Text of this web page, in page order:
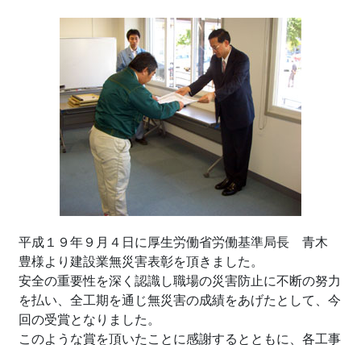
平成１９年９月４日に厚生労働省労働基準局長 青木
豊様より建設業無災害表彰を頂きました。
安全の重要性を深く認識し職場の災害防止に不断の努力
を払い、全工期を通じ無災害の成績をあげたとして、今
回の受賞となりました。
このような賞を頂いたことに感謝するとともに、各工事